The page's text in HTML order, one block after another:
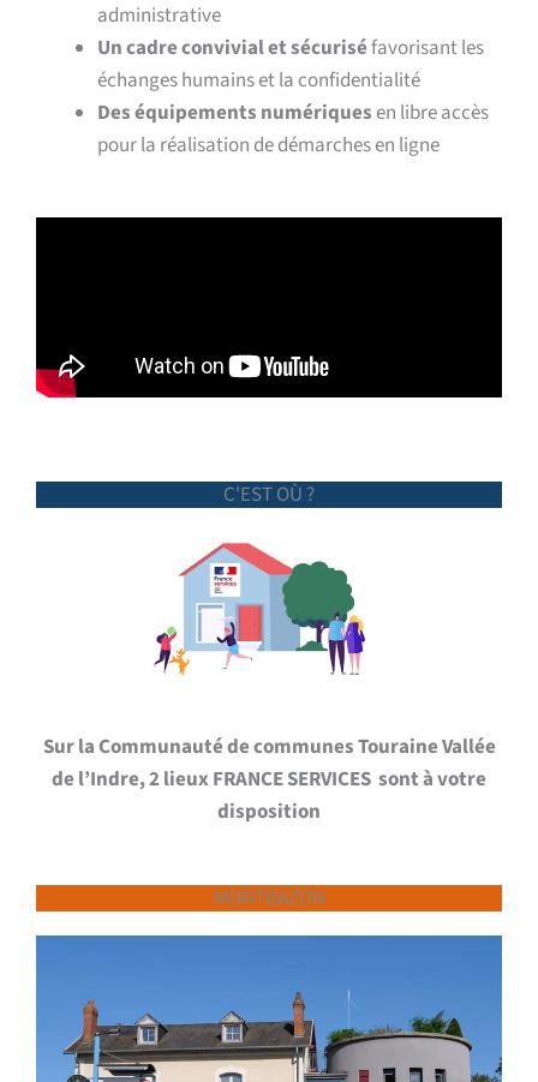
administrative
Un cadre convivial et sécuriséfavorisant les
échanges humains et la confidentialité
Des équipements numériquesen libre accès
pour la réalisation de démarches en ligne
C'EST OÙ ?
Sur la Communauté de communes Touraine Vallée
de l’Indre, 2 lieux FRANCE SERVICES sont à votre
disposition
MONTBAZON